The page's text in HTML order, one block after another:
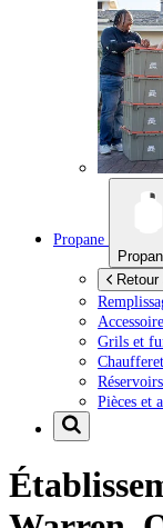
Propane
Grils et
Pièces et